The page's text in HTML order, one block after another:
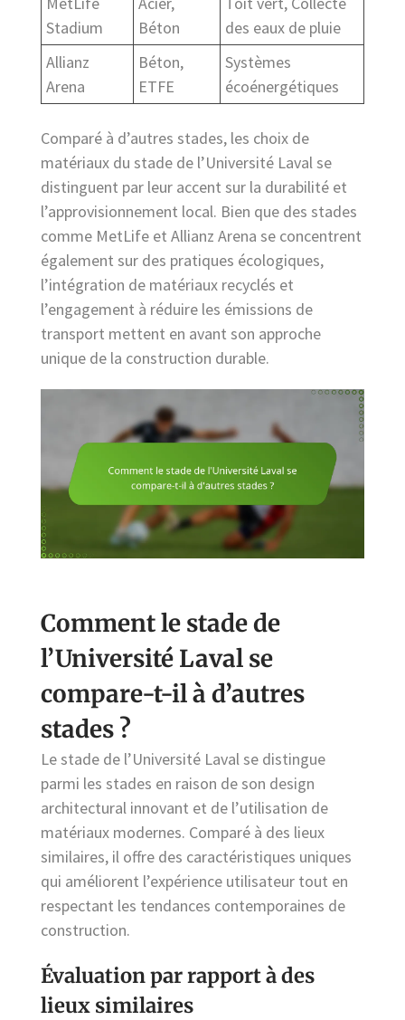
Stadium
Béton
des eaux de pluie
Allianz
Arena
Béton,
ETFE
Systèmes
écoénergétiques
Comparé à d’autres stades, les choix de
matériaux du stade de l’Université Laval se
distinguent par leur accent sur la durabilité et
l’approvisionnement local. Bien que des stades
comme MetLife et Allianz Arena se concentrent
également sur des pratiques écologiques,
l’intégration de matériaux recyclés et
l’engagement à réduire les émissions de
transport mettent en avant son approche
unique de la construction durable.
Comment le stade de
l’Université Laval se
compare-t-il à d’autres
stades ?
Le stade de l’Université Laval se distingue
parmi les stades en raison de son design
architectural innovant et de l’utilisation de
matériaux modernes. Comparé à des lieux
similaires, il offre des caractéristiques uniques
qui améliorent l’expérience utilisateur tout en
respectant les tendances contemporaines de
construction.
Évaluation par rapport à des
lieux similaires